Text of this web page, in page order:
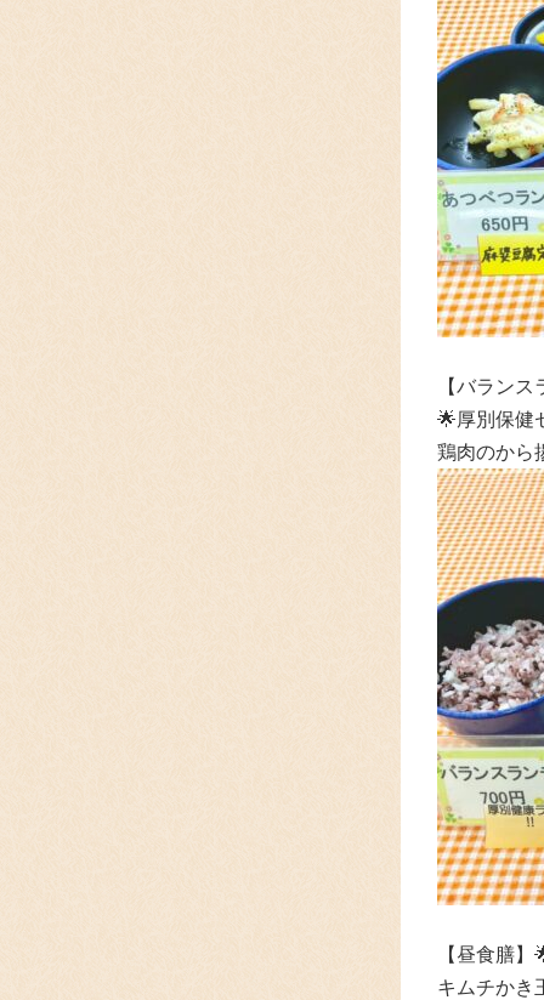
【バラン
🌟厚別保健
鶏肉のから
【昼食膳
キムチか